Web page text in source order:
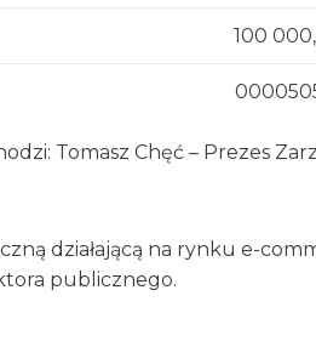
100
Tomasz Chęć – Prezes
działającą na rynku e-
publicznego.